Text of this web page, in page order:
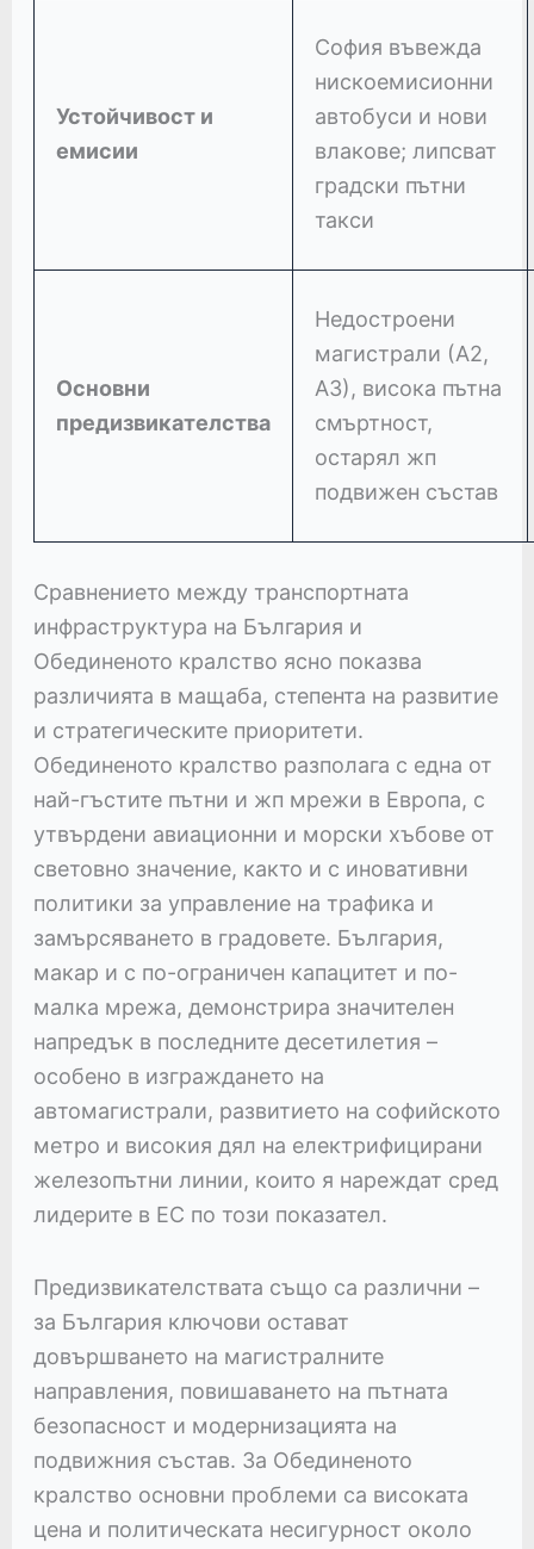
Устойчивост и
емисии
София въвежда
нискоемисионни
автобуси и нови
влакове; липсват
градски пътни
такси
Основни
предизвикателства
Недостроени
магистрали (А2,
А3), висока пътна
смъртност,
остарял жп
подвижен състав
Сравнението между транспортната
инфраструктура на България и
Обединеното кралство ясно показва
различията в мащаба, степента на развитие
и стратегическите приоритети.
Обединеното кралство разполага с една от
най-гъстите пътни и жп мрежи в Европа, с
утвърдени авиационни и морски хъбове от
световно значение, както и с иновативни
политики за управление на трафика и
замърсяването в градовете. България,
макар и с по-ограничен капацитет и по-
малка мрежа, демонстрира значителен
напредък в последните десетилетия –
особено в изграждането на
автомагистрали, развитието на софийското
метро и високия дял на електрифицирани
железопътни линии, които я нареждат сред
лидерите в ЕС по този показател.
Предизвикателствата също са различни –
за България ключови остават
довършването на магистралните
направления, повишаването на пътната
безопасност и модернизацията на
подвижния състав. За Обединеното
кралство основни проблеми са високата
цена и политическата несигурност около